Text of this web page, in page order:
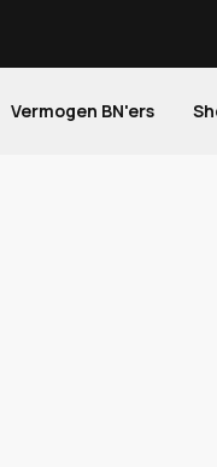
Vermogen BN'ers